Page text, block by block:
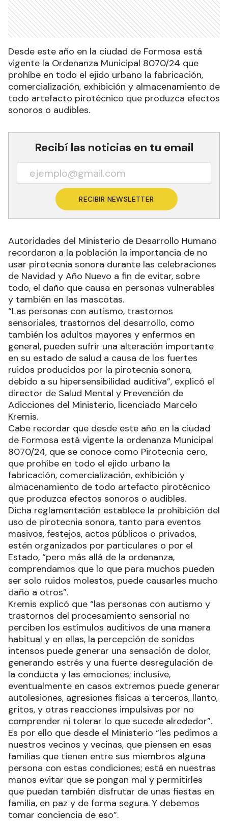
Desde este año en la ciudad de Formosa está
vigente la Ordenanza Municipal 8070/24 que
prohíbe en todo el ejido urbano la fabricación,
comercialización, exhibición y almacenamiento de
todo artefacto pirotécnico que produzca efectos
sonoros o audibles.
Recibí las noticias en tu email
RECIBIR NEWSLETTER
Autoridades del Ministerio de Desarrollo Humano
recordaron a la población la importancia de no
usar pirotecnia sonora durante las celebraciones
de Navidad y Año Nuevo a fin de evitar, sobre
todo, el daño que causa en personas vulnerables
y también en las mascotas.
“Las personas con autismo, trastornos
sensoriales, trastornos del desarrollo, como
también los adultos mayores y enfermos en
general, pueden sufrir una alteración importante
en su estado de salud a causa de los fuertes
ruidos producidos por la pirotecnia sonora,
debido a su hipersensibilidad auditiva”, explicó el
director de Salud Mental y Prevención de
Adicciones del Ministerio, licenciado Marcelo
Kremis.
Cabe recordar que desde este año en la ciudad
de Formosa está vigente la ordenanza Municipal
8070/24, que se conoce como Pirotecnia cero,
que prohíbe en todo el ejido urbano la
fabricación, comercialización, exhibición y
almacenamiento de todo artefacto pirotécnico
que produzca efectos sonoros o audibles.
Dicha reglamentación establece la prohibición del
uso de pirotecnia sonora, tanto para eventos
masivos, festejos, actos públicos o privados,
estén organizados por particulares o por el
Estado, “pero más allá de la ordenanza,
comprendamos que lo que para muchos pueden
ser solo ruidos molestos, puede causarles mucho
daño a otros”.
Kremis explicó que “las personas con autismo y
trastornos del procesamiento sensorial no
perciben los estímulos auditivos de una manera
habitual y en ellas, la percepción de sonidos
intensos puede generar una sensación de dolor,
generando estrés y una fuerte desregulación de
la conducta y las emociones; inclusive,
eventualmente en casos extremos puede generar
autolesiones, agresiones físicas a terceros, llanto,
gritos, y otras reacciones impulsivas por no
comprender ni tolerar lo que sucede alrededor”.
Es por ello que desde el Ministerio “les pedimos a
nuestros vecinos y vecinas, que piensen en esas
familias que tienen entre sus miembros alguna
persona con estas condiciones; está en nuestras
manos evitar que se pongan mal y permitirles
que puedan también disfrutar de unas fiestas en
familia, en paz y de forma segura. Y debemos
tomar conciencia de eso”.